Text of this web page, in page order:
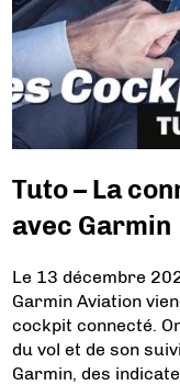
Tuto – La
avec Garmin
Le 13 décembre
Garmin Aviation
cockpit connecté.
du vol et de son
Garmin, des